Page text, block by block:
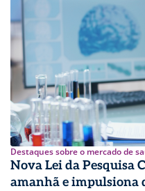
Destaques sobre o mercado de
Nova Lei da Pesquisa
amanhã e impulsiona